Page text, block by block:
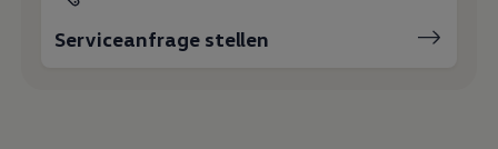
Serviceanfrage stellen